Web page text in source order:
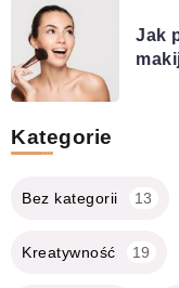
Jak
Kategorie
Bez kategorii 13
Kreatywność 19